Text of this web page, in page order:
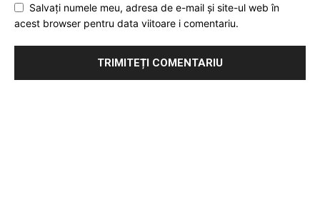
Salvați numele meu, adresa de e-mail și site-ul web în
acest browser pentru data viitoare i comentariu.